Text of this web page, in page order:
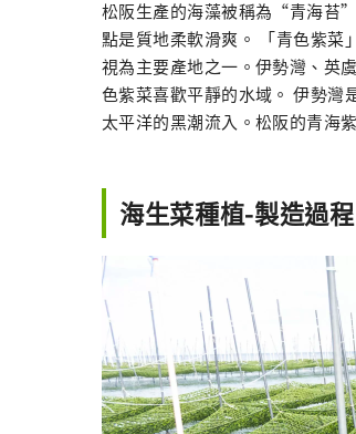
松阪生產的海藻被稱為“青海
點是質地柔軟滑爽。 「青色紫菜
視為主要產地之一。伊勢灣、英
色紫菜喜歡平靜的水域。 伊勢灣
太平洋的黑潮流入。松阪的青海
海生菜種植-製造過程